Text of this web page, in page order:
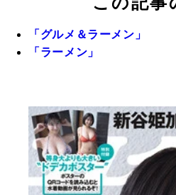
「グルメ＆ラーメン」
「ラーメン」